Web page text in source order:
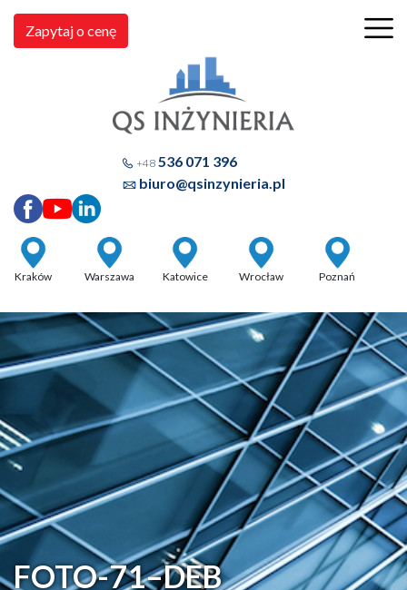
Kraków Warszawa Katowice Wrocław Poznań
+48536 071 396
biuro@qsinzynieria.pl
Zapytaj o cenę
FOTO-71–DEB